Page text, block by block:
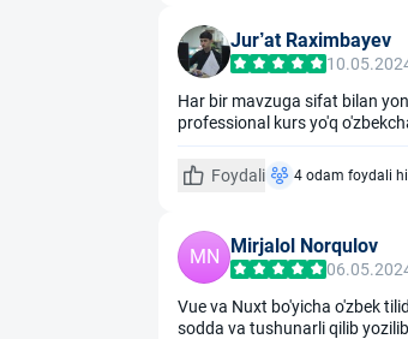
Jur’at Raximbayev
Har bir mavzuga sifat bilan
professional kurs yo'q
Foydali 4 odam foydali
MN Mirjalol Norqulov
Vue va Nuxt bo'yicha o'zbek
sodda va tushunarli qilib